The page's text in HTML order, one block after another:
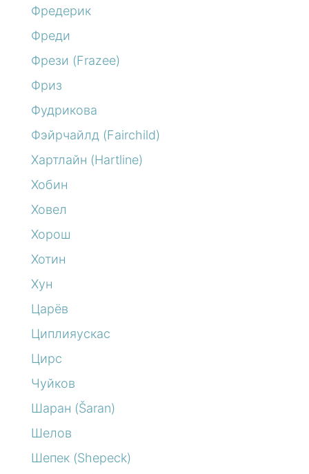
Фредерик
Фреди
Фрези (Frazee)
Фриз
Фудрикова
Фэйрчайлд (Fairchild)
Хартлайн (Hartline)
Хобин
Ховел
Хорош
Хотин
Хун
Царёв
Циплияускас
Цирс
Чуйков
Шаран (Šaran)
Шелов
Шепек (Shepeck)